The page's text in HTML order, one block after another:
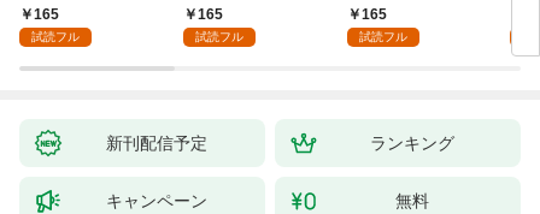
王子の愛でした１
165
試読フル
はじめます！１
165
試読フル
今日でやめることにし
ます～辺境で自由を満
165
試読フル
新刊配信予定 ランキング
キャンペーン 無料